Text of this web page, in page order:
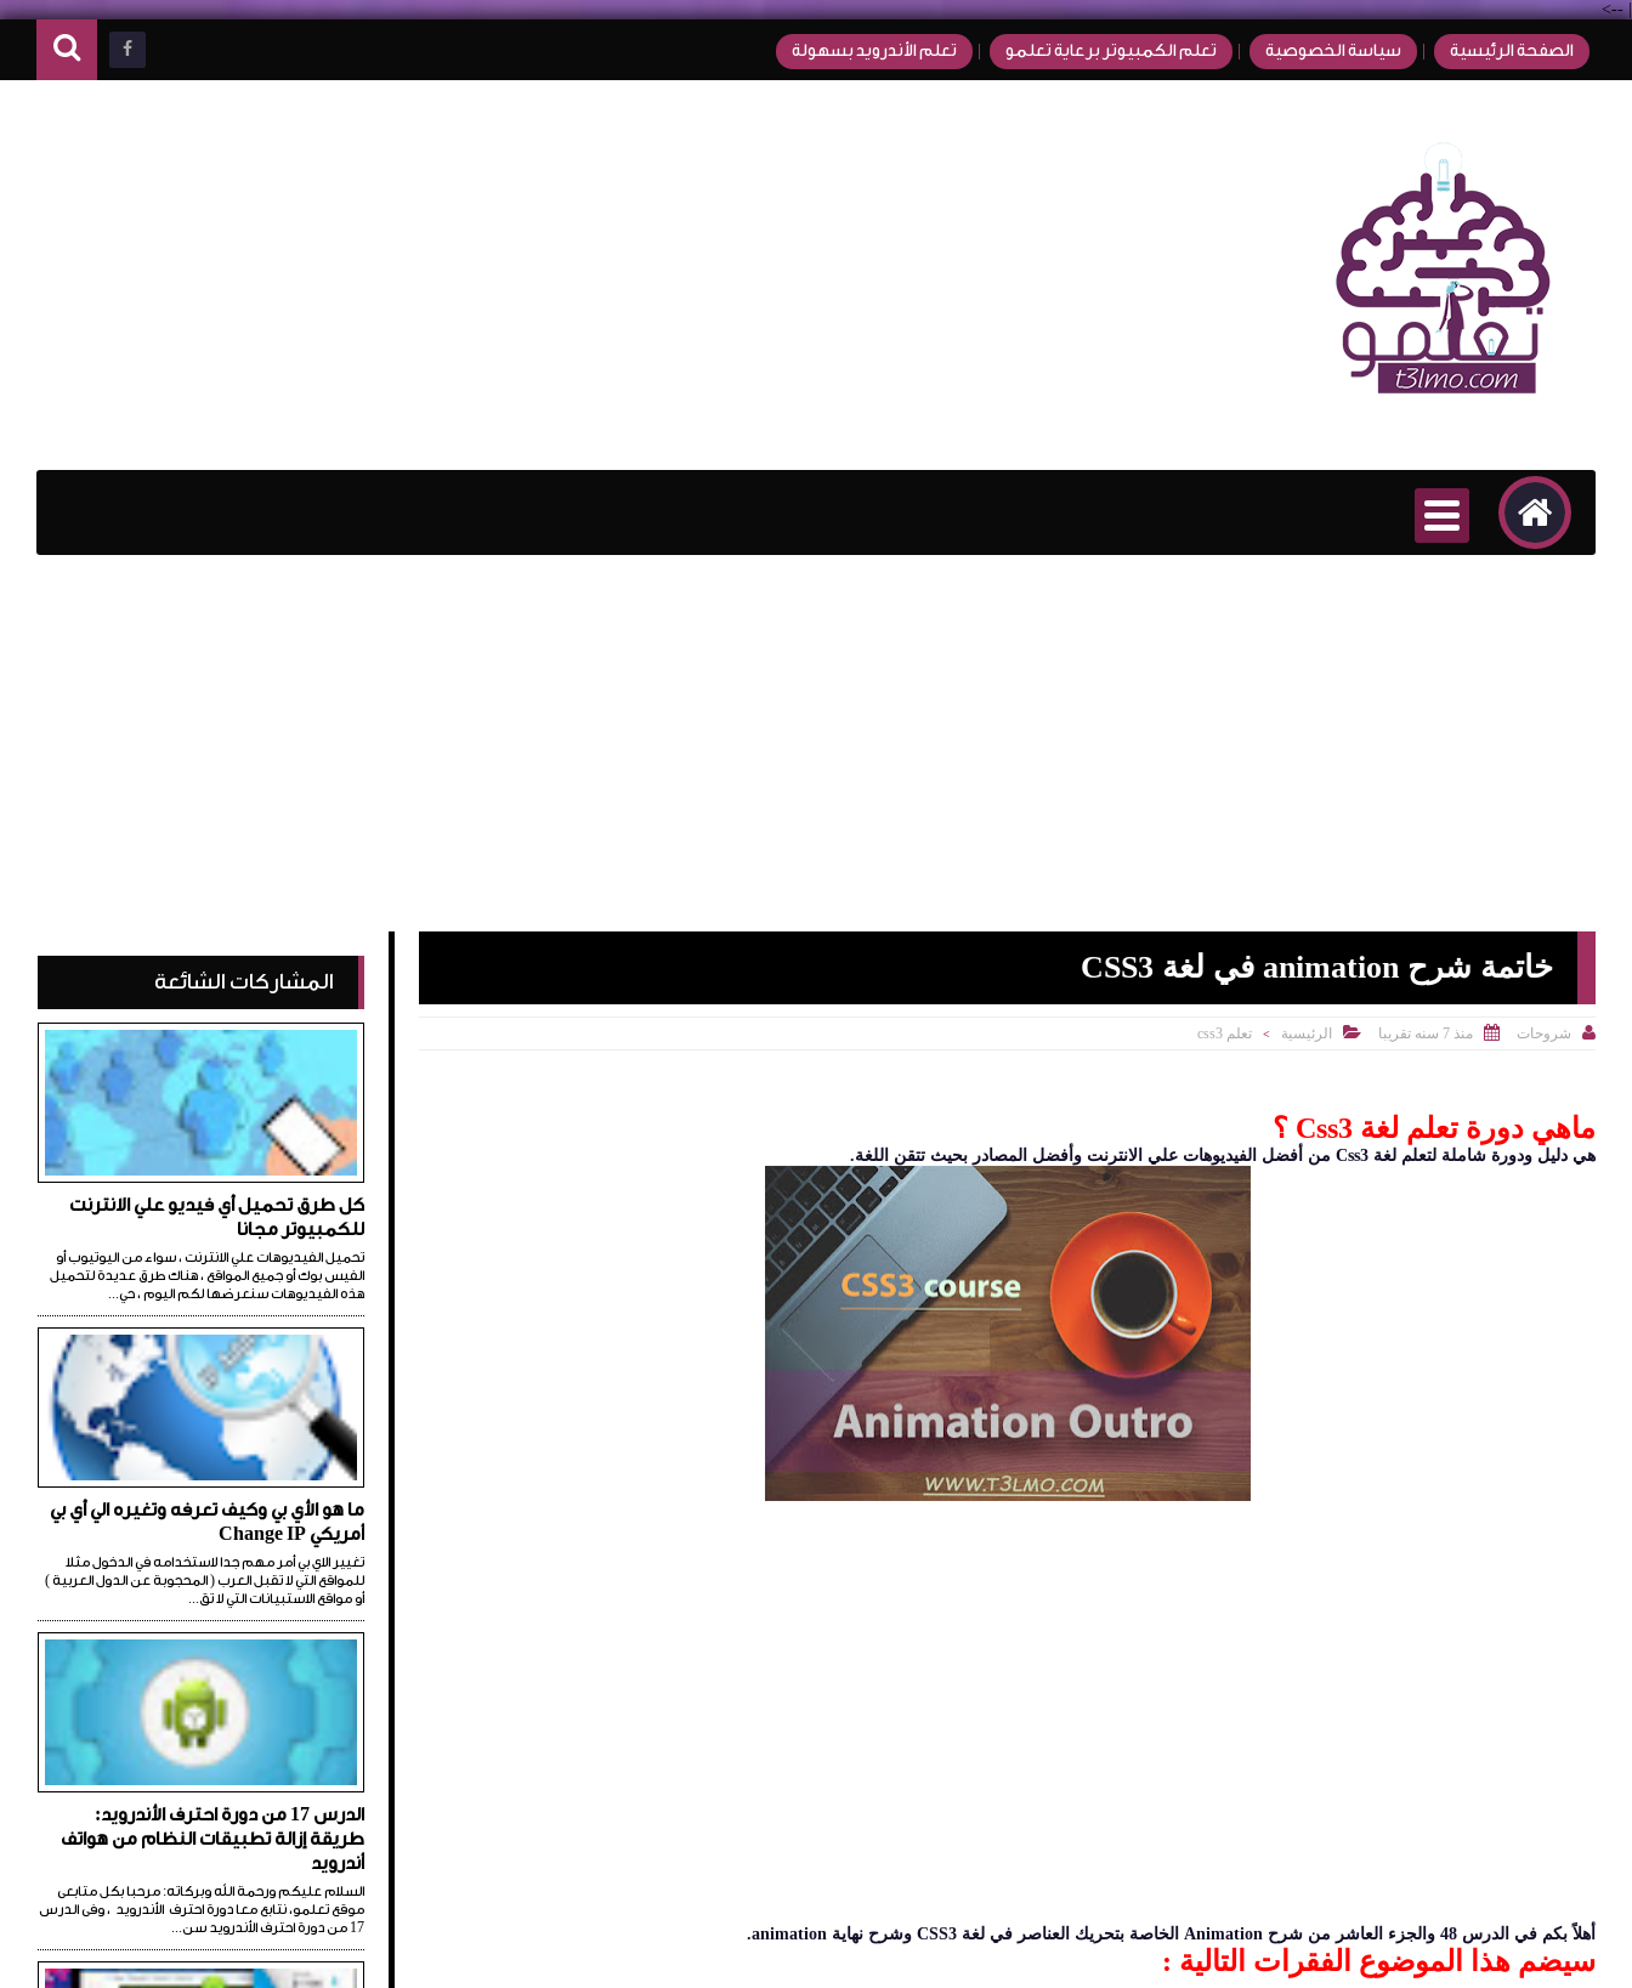
|
-->
الصفحة الرئيسية سياسة الخصوصية تعلم الكمبيوتر برعاية تعلمو تعلم الأندرويد بسهولة
خاتمة شرح animation في لغة CSS3
 شروحات  منذ 7 سنه تقريبا  الرئيسية > تعلم css3
ماهي دورة تعلم لغة Css3 ؟
هي دليل ودورة شاملة لتعلم لغة Css3 من أفضل الفيديوهات علي الانترنت وأفضل المصادر بحيث تتقن اللغة.
أهلاً بكم في الدرس 48 والجزء العاشر من شرح Animation الخاصة بتحريك العناصر في لغة CSS3 وشرح نهاية animation.
سيضم هذا الموضوع الفقرات التالية :
المشاركات الشائعة
كل طرق تحميل أي فيديو علي الانترنت
للكمبيوتر مجانا
تحميل الفيديوهات علي الانترنت ، سواء من اليوتيوب أو
الفيس بوك أو جميع المواقع ، هناك طرق عديدة لتحميل
هذه الفيديوهات سنعرضها لكم اليوم ، حي...
ما هو الأي بي وكيف تعرفه وتغيره الي أي بي
أمريكي Change IP
تغيير الاي بي أمر مهم جدا لاستخدامه في الدخول مثلا
للمواقع التي لا تقبل العرب ( المحجوبة عن الدول العربية )
أو مواقع الاستبيانات التي لا تق...
الدرس 17 من دورة احترف الأندرويد:
طريقة إزالة تطبيقات النظام من هواتف
أندرويد
السلام عليكم ورحمة الله وبركاته: مرحبا بكل متابعى
موقع تعلمو، نتابع معا دورة احترف الأندرويد ، وفى الدرس
17 من دورة احترف الأندرويد سن...